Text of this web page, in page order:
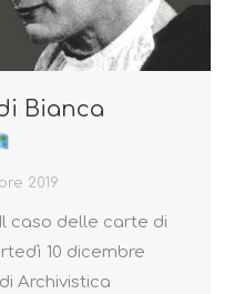
Bianca
2019
caso delle carte di
10 dicembre
di Archivistica